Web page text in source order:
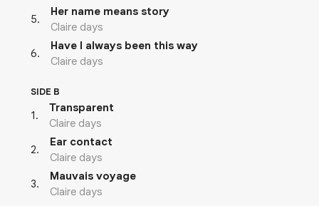
5.
Her name means story
Claire days
6.
Have I always been this way
Claire days
SIDE B
1.
Transparent
Claire days
2.
Ear contact
Claire days
3.
Mauvais voyage
Claire days